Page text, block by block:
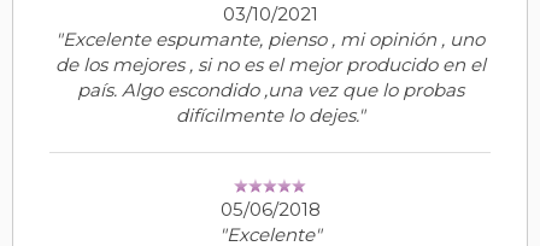
03/10/2021
"Excelente espumante, pienso , mi opinión , uno
de los mejores , si no es el mejor producido en el
país. Algo escondido ,una vez que lo probas
difícilmente lo dejes."
05/06/2018
"Excelente"